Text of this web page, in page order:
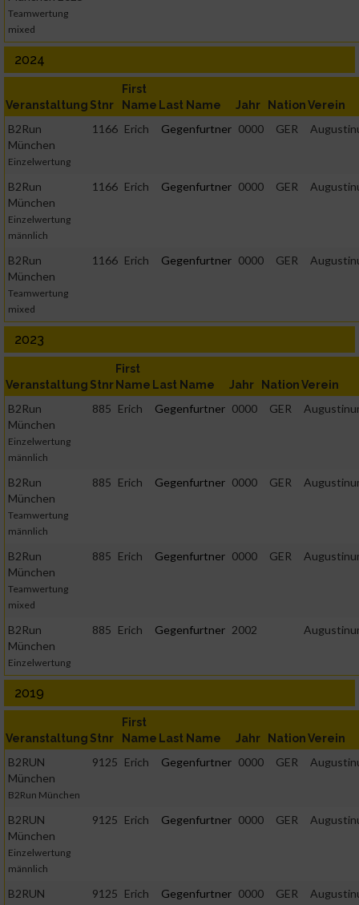
Teamwertung
mixed
2024
Veranstaltung Stnr
First
Name Last Name Jahr NationVerein
B2Run
München
Einzelwertung
1166 Erich Gegenfurtner 0000 GER
B2Run
München
Einzelwertung
männlich
1166 Erich Gegenfurtner 0000 GER
B2Run
München
Teamwertung
mixed
1166 Erich Gegenfurtner 0000 GER
2023
Veranstaltung Stnr
First
Name Last Name Jahr NationVerein
B2Run
München
Einzelwertung
männlich
885 Erich Gegenfurtner 0000 GER
B2Run
München
Teamwertung
männlich
885 Erich Gegenfurtner 0000 GER
B2Run
München
Teamwertung
mixed
885 Erich Gegenfurtner 0000 GER
B2Run
München
Einzelwertung
885 Erich Gegenfurtner 2002
2019
Veranstaltung Stnr
First
Name Last Name Jahr NationVerein
B2RUN
München
B2Run München
9125 Erich Gegenfurtner 0000 GER
B2RUN
München
Einzelwertung
männlich
9125 Erich Gegenfurtner 0000 GER
B2RUN
9125 Erich Gegenfurtner 0000 GER